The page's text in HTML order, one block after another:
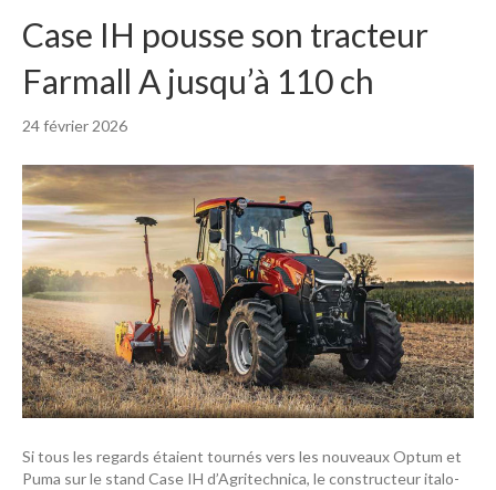
Case IH pousse son tracteur
Farmall A jusqu’à 110 ch
24 février 2026
Si tous les regards étaient tournés vers les nouveaux Optum et
Puma sur le stand Case IH d’Agritechnica, le constructeur italo-